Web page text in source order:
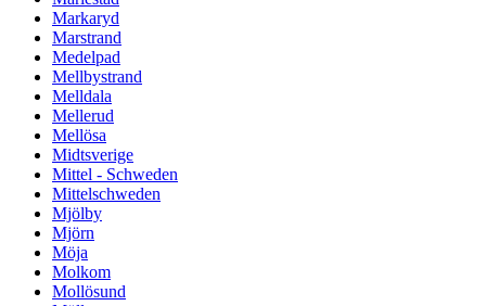
Markaryd
Marstrand
Medelpad
Mellbystrand
Melldala
Mellerud
Mellösa
Midtsverige
Mittel - Schweden
Mittelschweden
Mjölby
Mjörn
Möja
Molkom
Mollösund